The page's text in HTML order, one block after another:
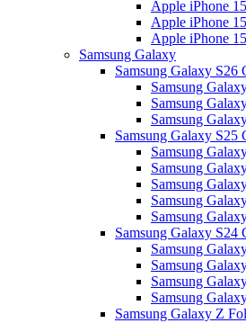
Apple iPhone
Apple iPhone 15
Apple iPhone
Samsung Galaxy
Samsung Galaxy S26
Samsung
Samsung
Samsung
Samsung Galaxy S25
Samsung
Samsung
Samsung
Samsung
Samsung
Samsung Galaxy S24
Samsung
Samsung
Samsung
Samsung
Samsung Galaxy Z